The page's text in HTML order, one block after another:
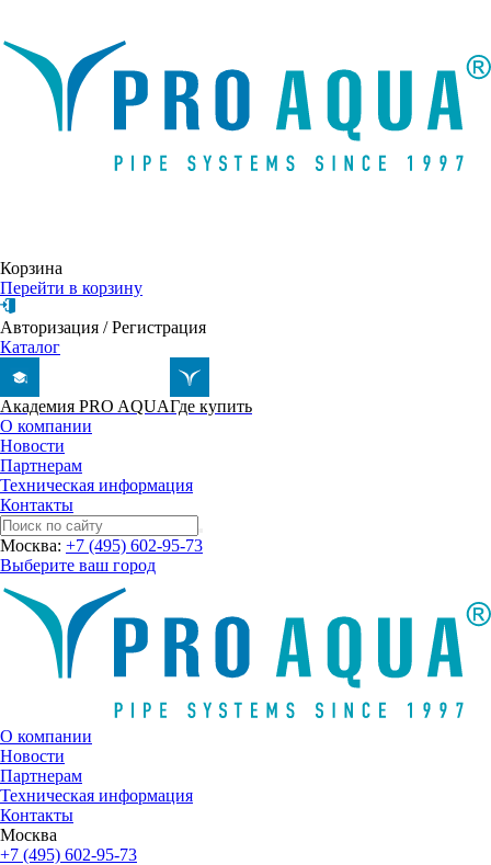
Корзина
Перейти в корзину
Авторизация /Регистрация
Каталог
Академия PRO AQUAГде купить
О компании
Новости
Партнерам
Техническая информация
Контакты
Москва: +7 (495) 602-95-73
Выберите ваш город
О компании
Новости
Партнерам
Техническая информация
Контакты
Москва
+7 (495) 602-95-73